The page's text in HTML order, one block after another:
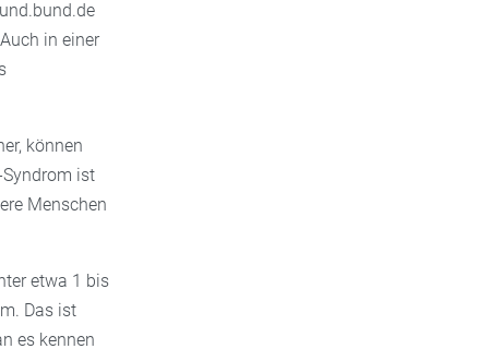
in einer
können
ist
Menschen
etwa 1 bis
Das ist
es kennen